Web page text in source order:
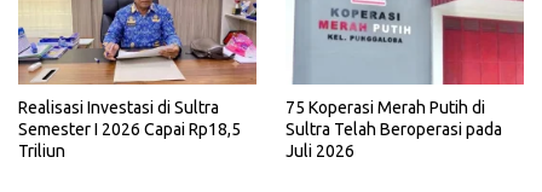
Realisasi Investasi di Sultra
Semester I 2026 Capai Rp18,5
Triliun
75 Koperasi Merah Putih di
Sultra Telah Beroperasi pada
Juli 2026